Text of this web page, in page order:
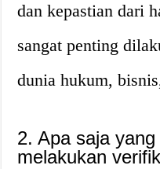
dan kepastian dari
sangat penting
dunia hukum,
2. Apa saja
melakukan